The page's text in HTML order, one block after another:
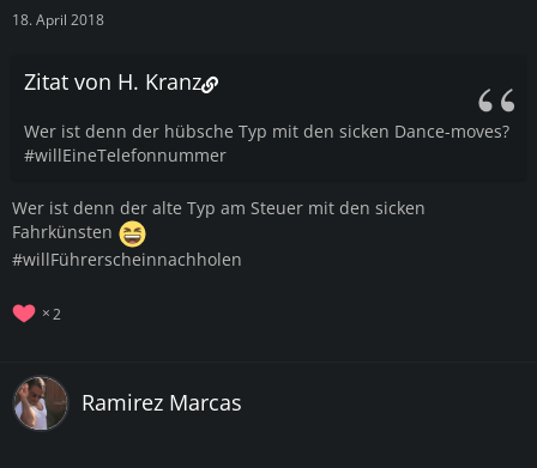
18. April 2018
Zitat von H. Kranz
Wer ist denn der hübsche Typ mit den sicken Dance-moves?
#willEineTelefonnummer
Wer ist denn der alte Typ am Steuer mit den sicken
Fahrkünsten
#willFührerscheinnachholen
2
Ramirez Marcas